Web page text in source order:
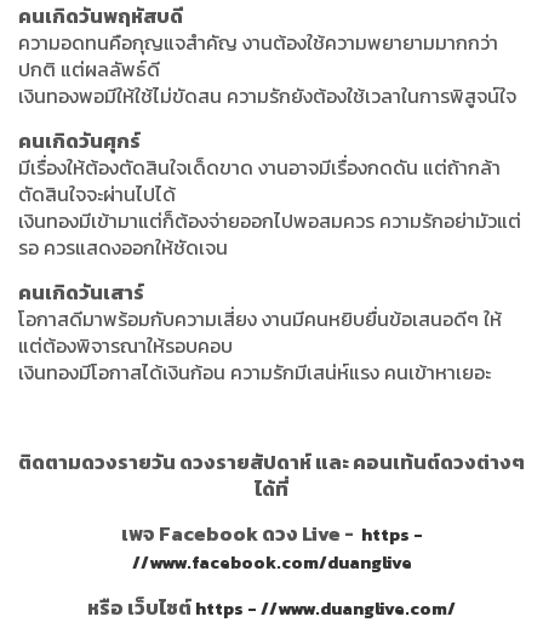
คนเกิดวันพฤหัสบดี
ความอดทนคือกุญแจสำคัญ งานต้องใช้ความพยายามมากกว่า
ปกติ แต่ผลลัพธ์ดี
เงินทองพอมีให้ใช้ไม่ขัดสน ความรักยังต้องใช้เวลาในการพิสูจน์ใจ
คนเกิดวันศุกร์
มีเรื่องให้ต้องตัดสินใจเด็ดขาด งานอาจมีเรื่องกดดัน แต่ถ้ากล้า
ตัดสินใจจะผ่านไปได้
เงินทองมีเข้ามาแต่ก็ต้องจ่ายออกไปพอสมควร ความรักอย่ามัวแต่
รอ ควรแสดงออกให้ชัดเจน
คนเกิดวันเสาร์
โอกาสดีมาพร้อมกับความเสี่ยง งานมีคนหยิบยื่นข้อเสนอดีๆ ให้
แต่ต้องพิจารณาให้รอบคอบ
เงินทองมีโอกาสได้เงินก้อน ความรักมีเสน่ห์แรง คนเข้าหาเยอะ
ติดตามดวงรายวัน ดวงรายสัปดาห์ และ คอนเท้นต์ดวงต่างๆ
ได้ที่
เพจ Facebook ดวง Live - https -
//www.facebook.com/duanglive
หรือ เว็บไซต์https - //www.duanglive.com/